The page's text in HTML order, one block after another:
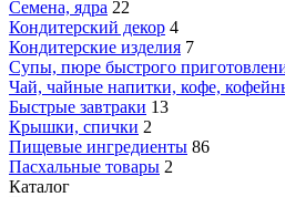
Семена, ядра 22
Кондитерский декор 4
Кондитерские изделия 7
Супы, пюре быстрого
Чай, чайные напитки, кофе,
Быстрые завтраки 13
Крышки, спички 2
Пищевые ингредиенты 86
Пасхальные товары 2
Каталог